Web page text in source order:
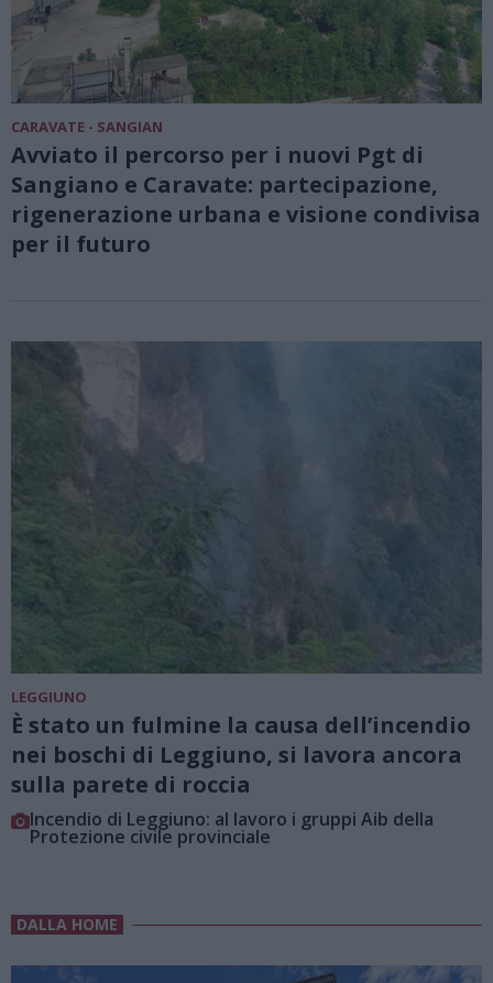
CARAVATE - SANGIAN
Avviato il percorso per i nuovi Pgt di
Sangiano e Caravate: partecipazione,
rigenerazione urbana e visione condivisa
per il futuro
LEGGIUNO
È stato un fulmine la causa dell’incendio
nei boschi di Leggiuno, si lavora ancora
sulla parete di roccia
Incendio di Leggiuno: al lavoro i gruppi Aib della
Protezione civile provinciale
DALLA HOME